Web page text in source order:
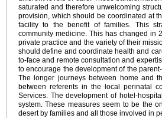
saturated and therefore unwelcoming
provision, which should be coordinated at
facility to the benefit of families. This
community medicine. This has changed in
private practice and the variety of their
should define and coordinate health and
to-face and remote consultation and
to encourage the development of the
The longer journeys between home and
between referents in the local perinatal
Services. The development of hotel-
system. These measures seem to be the
desert by families and all those involved in